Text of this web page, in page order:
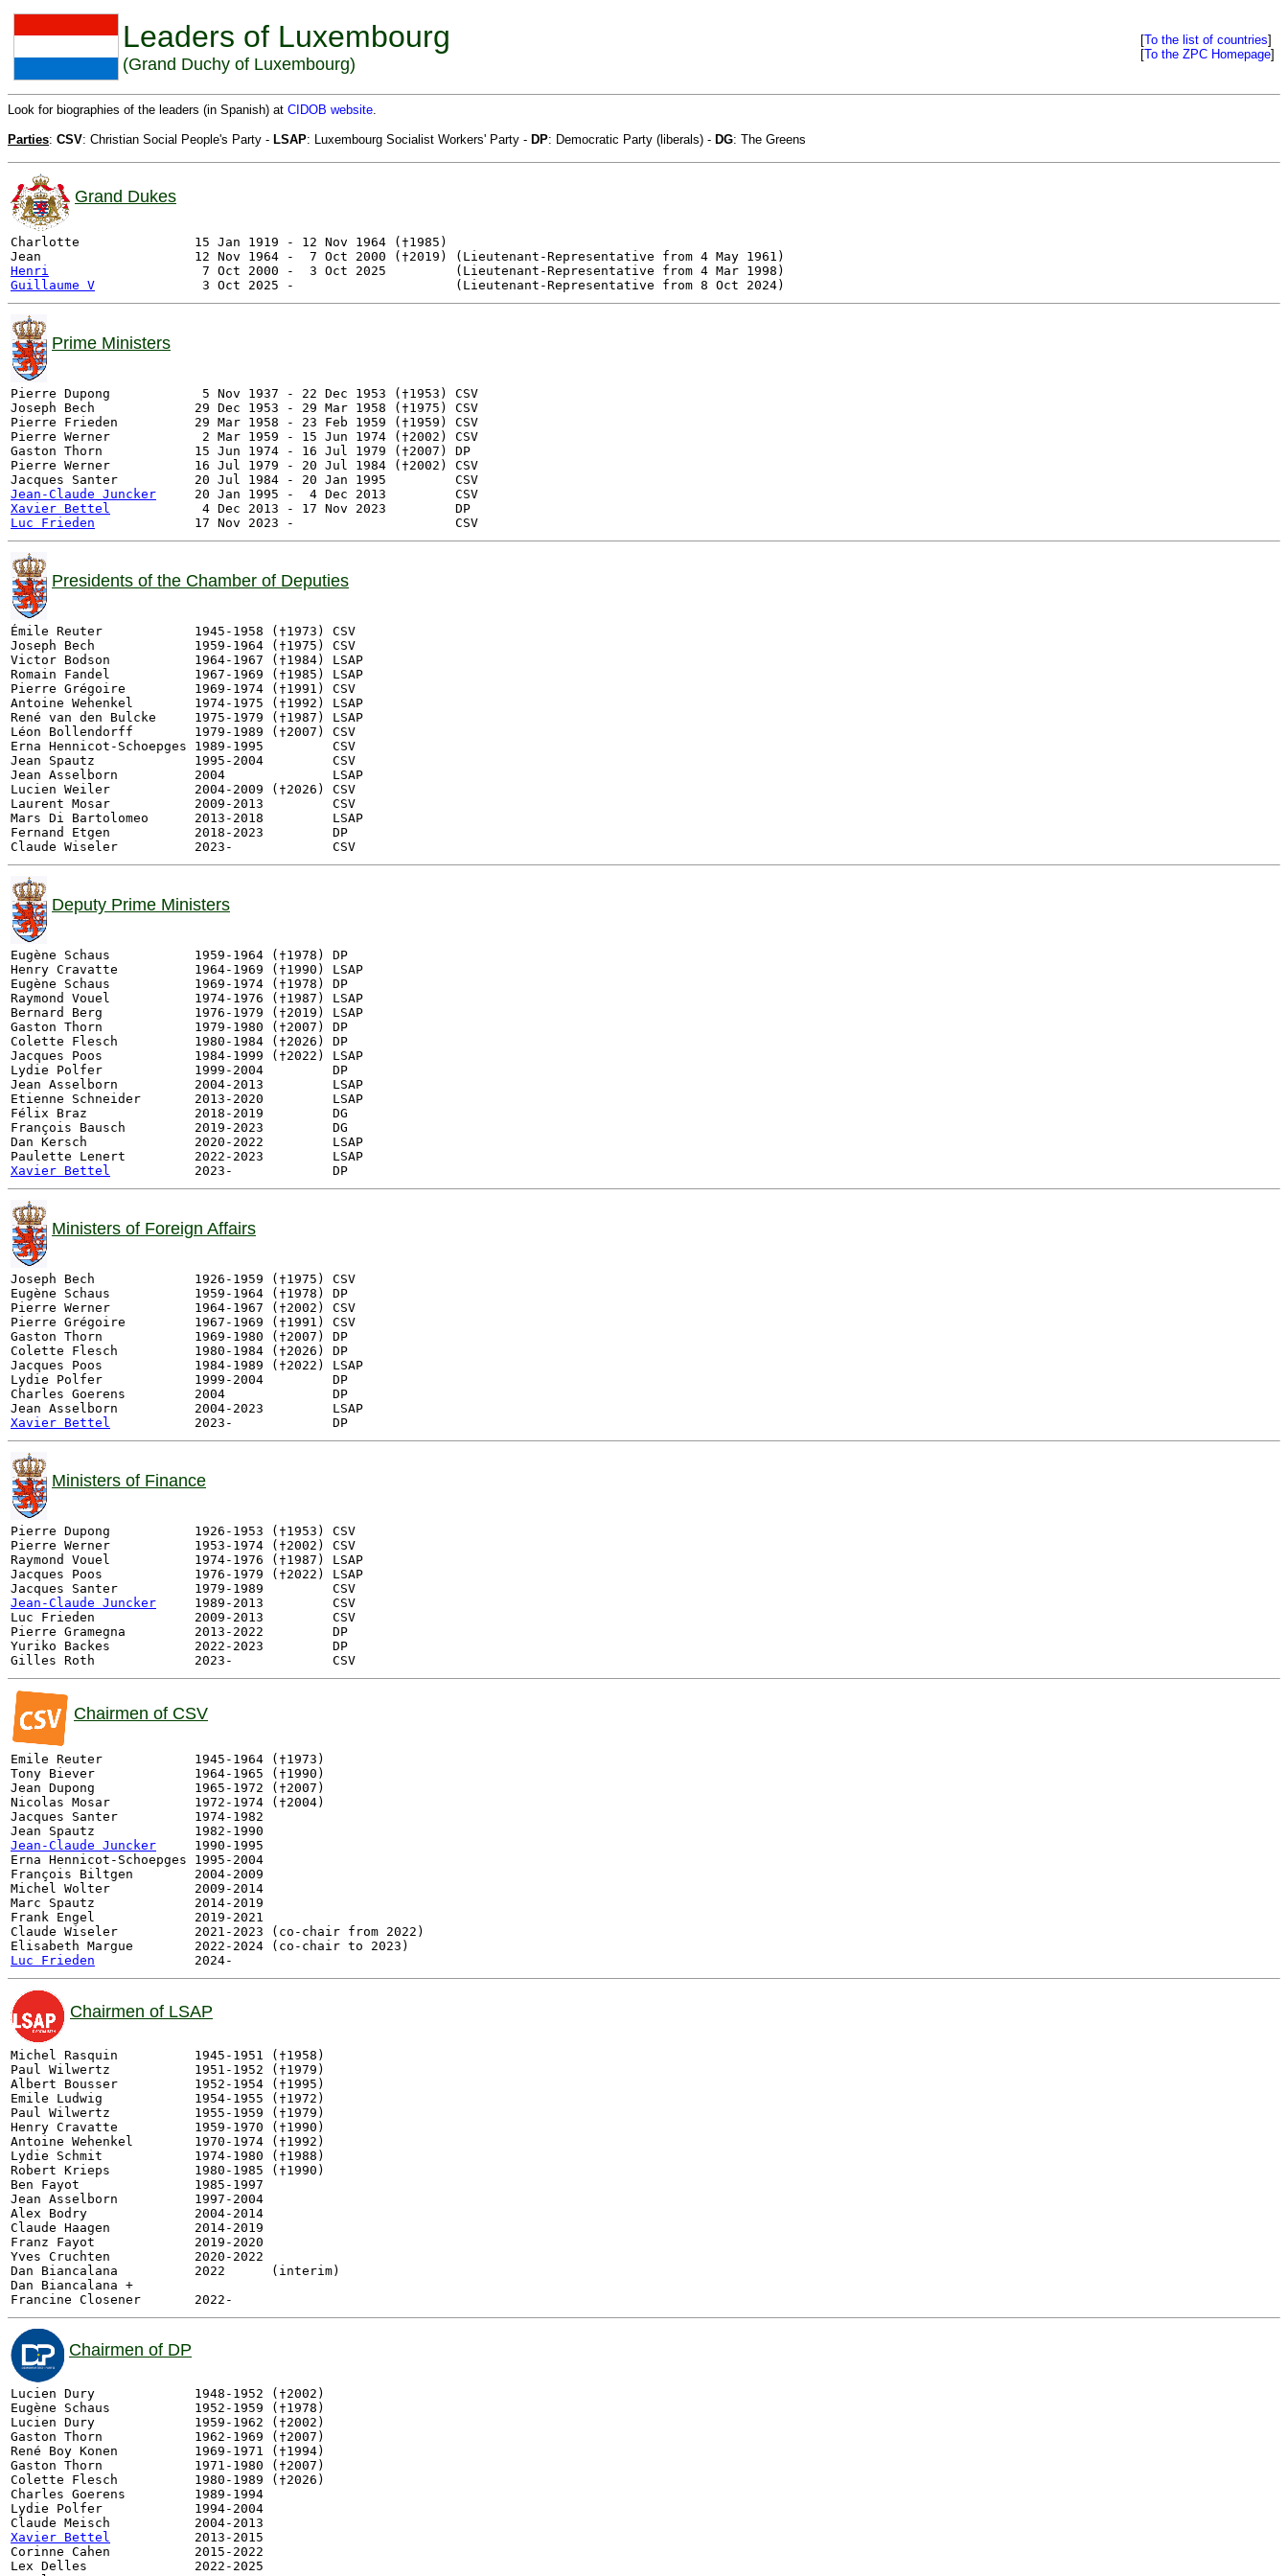
Leaders of Luxembourg
(Grand Duchy of Luxembourg)
[To the list of countries]
[To the ZPC Homepage]
Look for biographies of the leaders (in Spanish) at CIDOB website.
Parties: CSV: Christian Social People's Party - LSAP: Luxembourg Socialist Workers' Party - DP: Democratic Party (liberals) - DG: The Greens
Grand Dukes
Charlotte               15 Jan 1919 - 12 Nov 1964 (†1985)
Henri
Guillaume V
Prime Ministers
Pierre Dupong            5 Nov 1937 - 22 Dec 1953 (†1953) CSV
Joseph Bech             29 Dec 1953 - 29 Mar 1958 (†1975) CSV
Pierre Frieden          29 Mar 1958 - 23 Feb 1959 (†1959) CSV
Pierre Werner            2 Mar 1959 - 15 Jun 1974 (†2002) CSV
Gaston Thorn            15 Jun 1974 - 16 Jul 1979 (†2007) DP
Pierre Werner           16 Jul 1979 - 20 Jul 1984 (†2002) CSV
Jean-Claude Juncker
Xavier Bettel
Luc Frieden
Presidents of the Chamber of Deputies
Émile Reuter            1945-1958 (†1973) CSV
Joseph Bech             1959-1964 (†1975) CSV
Victor Bodson 	        1964-1967 (†1984) LSAP
Romain Fandel           1967-1969 (†1985) LSAP
Pierre Grégoire         1969-1974 (†1991) CSV
Antoine Wehenkel        1974-1975 (†1992) LSAP
René van den Bulcke     1975-1979 (†1987) LSAP
Léon Bollendorff        1979-1989 (†2007) CSV
Erna Hennicot-Schoepges 1989-1995         CSV
Jean Spautz             1995-2004         CSV
Jean Asselborn          2004              LSAP
Lucien Weiler           2004-2009 (†2026) CSV
Laurent Mosar           2009-2013         CSV
Mars Di Bartolomeo      2013-2018         LSAP
Fernand Etgen           2018-2023         DP
Deputy Prime Ministers
Eugène Schaus           1959-1964 (†1978) DP
Henry Cravatte          1964-1969 (†1990) LSAP
Eugène Schaus           1969-1974 (†1978) DP
Raymond Vouel           1974-1976 (†1987) LSAP
Bernard Berg            1976-1979 (†2019) LSAP
Gaston Thorn            1979-1980 (†2007) DP
Colette Flesch          1980-1984 (†2026) DP
Jacques Poos            1984-1999 (†2022) LSAP
Lydie Polfer            1999-2004         DP
Jean Asselborn          2004-2013         LSAP
Etienne Schneider       2013-2020         LSAP
Félix Braz              2018-2019         DG
François Bausch         2019-2023         DG
Dan Kersch              2020-2022         LSAP
Xavier Bettel
Ministers of Foreign Affairs
Joseph Bech             1926-1959 (†1975) CSV
Eugène Schaus           1959-1964 (†1978) DP
Pierre Werner           1964-1967 (†2002) CSV
Pierre Grégoire         1967-1969 (†1991) CSV
Gaston Thorn            1969-1980 (†2007) DP
Colette Flesch          1980-1984 (†2026) DP
Jacques Poos            1984-1989 (†2022) LSAP
Lydie Polfer            1999-2004         DP
Charles Goerens         2004              DP
Xavier Bettel
Ministers of Finance
Pierre Dupong           1926-1953 (†1953) CSV
Pierre Werner           1953-1974 (†2002) CSV
Raymond Vouel           1974-1976 (†1987) LSAP
Jacques Poos            1976-1979 (†2022) LSAP
Jean-Claude Juncker
1989-2013         CSV
Luc Frieden             2009-2013         CSV
Pierre Gramegna         2013-2022         DP
Yuriko Backes           2022-2023         DP
Chairmen of CSV
Emile Reuter		1945-1964 (†1973)
Tony Biever		1964-1965 (†1990)
Jean Dupong		1965-1972 (†2007)
Nicolas Mosar		1972-1974 (†2004)
Jacques Santer		1974-1982
Jean-Claude Juncker
1990-1995
Erna Hennicot-Schoepges	1995-2004
François Biltgen        2004-2009
Michel Wolter           2009-2014
Marc Spautz             2014-2019
Frank Engel             2019-2021
Claude Wiseler          2021-2023 (co-chair from 2022)
Luc Frieden
Chairmen of LSAP
Michel Rasquin          1945-1951 (†1958)
Paul Wilwertz           1951-1952 (†1979)
Albert Bousser          1952-1954 (†1995)
Emile Ludwig            1954-1955 (†1972)
Paul Wilwertz           1955-1959 (†1979)
Henry Cravatte          1959-1970 (†1990)
Antoine Wehenkel        1970-1974 (†1992)
Lydie Schmit            1974-1980 (†1988)
Robert Krieps           1980-1985 (†1990)
Ben Fayot               1985-1997
Jean Asselborn          1997-2004
Alex Bodry              2004-2014
Claude Haagen           2014-2019
Franz Fayot             2019-2020
Yves Cruchten           2020-2022
Dan Biancalana          2022      (interim)
Dan Biancalana +
Chairmen of DP
Lucien Dury             1948-1952 (†2002)
Eugène Schaus           1952-1959 (†1978)
Lucien Dury             1959-1962 (†2002)
Gaston Thorn            1962-1969 (†2007)
René Boy Konen          1969-1971 (†1994)
Gaston Thorn            1971-1980 (†2007)
Colette Flesch          1980-1989 (†2026)
Charles Goerens         1989-1994
Lydie Polfer            1994-2004
Xavier Bettel
           2013-2015
Corinne Cahen           2015-2022
Lex Delles              2022-2025